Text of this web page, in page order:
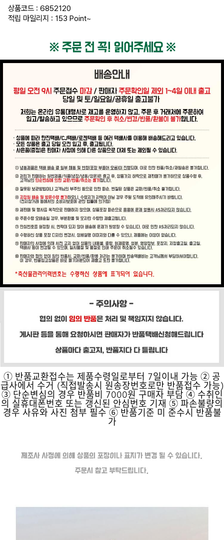
상품코드 : 6852120
적립 마일리지 : 153 Point~
① 반품교환접수는 제품수령일로부터 7일이내 가능 ② 공
급사에서 수거 (직접발송시 원송장번호로만 반품접수 가능)
③ 단순변심의 경우 반품비 7000원 구매자 부담 ④ 수취인
의 실휴대폰번호 또는 갱신된 안심번호 기재 ⑤ 파손불량의
경우 사유와 사진 첨부 필수 ⑥ 반품기준 미 준수시 반품불
가